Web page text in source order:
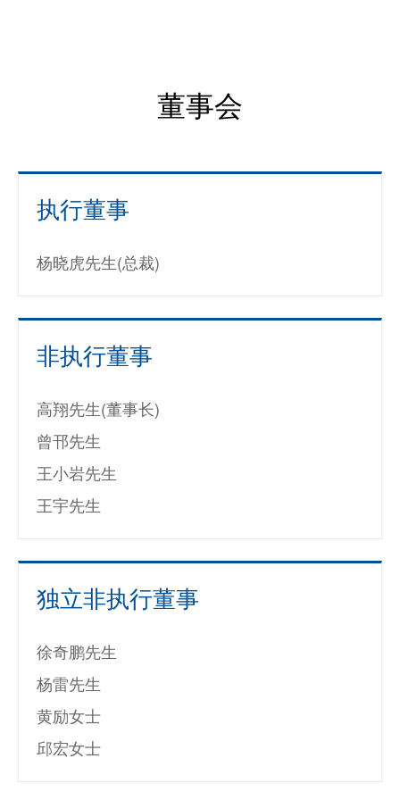
董事会
执行董事
杨晓虎先生(总裁)
非执行董事
高翔先生(董事长)
曾邗先生
王小岩先生
王宇先生
独立非执行董事
徐奇鹏先生
杨雷先生
黄励女士
邱宏女士